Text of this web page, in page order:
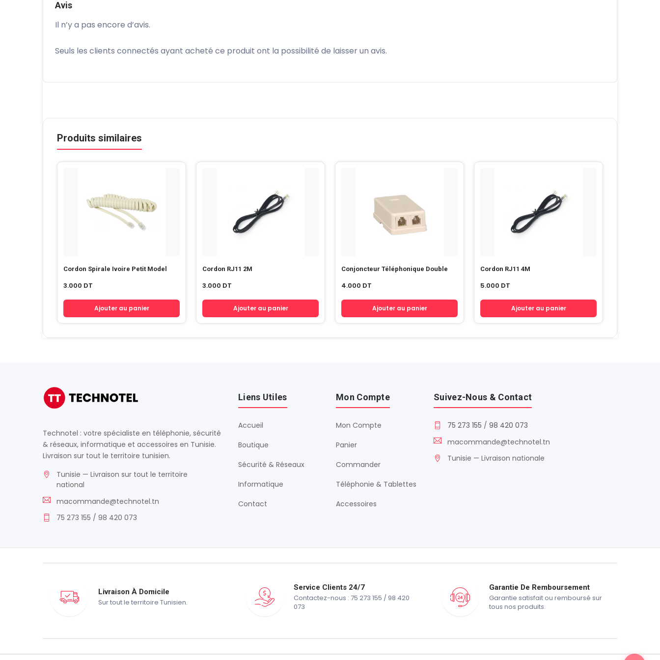
Avis
Il n’y a pas encore d’avis.
Seuls les clients connectés ayant acheté ce produit ont la possibilité de laisser un avis.
Produits similaires
Cordon Spirale Ivoire Petit Model
3.000 DT
Ajouter au panier
Cordon RJ11 2M
3.000 DT
Ajouter au panier
Conjoncteur Téléphonique Double
4.000 DT
Ajouter au panier
Cordon RJ11 4M
5.000 DT
Ajouter au panier
Technotel : votre spécialiste en téléphonie, sécurité
& réseaux, informatique et accessoires en Tunisie.
Livraison sur tout le territoire tunisien.
Tunisie — Livraison sur tout le territoire
national
macommande@technotel.tn
75 273 155 / 98 420 073
Liens Utiles
Accueil
Boutique
Sécurité & Réseaux
Informatique
Contact
Mon Compte
Mon Compte
Panier
Commander
Téléphonie & Tablettes
Accessoires
Suivez-Nous & Contact
75 273 155 / 98 420 073
macommande@technotel.tn
Tunisie — Livraison nationale
Livraison À Domicile
Sur tout le territoire Tunisien.
Service Clients 24/7
Contactez-nous : 75 273 155 / 98 420
073
Garantie De Remboursement
Garantie satisfait ou remboursé sur
tous nos produits.